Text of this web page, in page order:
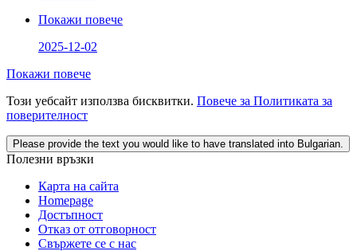
Покажи повече
2025-12-02
Покажи повече
Този уебсайт използва бисквитки. Повече за Политиката за
поверителност
Please provide the text you would like to have translated into Bulgarian.
Полезни връзки
Карта на сайта
Homepage
Достъпност
Отказ от отговорност
Свържете се с нас